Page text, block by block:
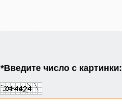
*Введите число с картинки: